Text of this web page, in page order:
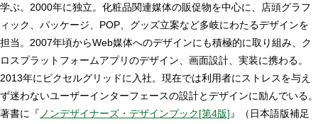
学ぶ。2000年に独立。化粧品関連媒体の販促物を中心に、店頭グラフ
ィック、パッケージ、POP、グッズ立案など多岐にわたるデザインを
担当。2007年頃からWeb媒体へのデザインにも積極的に取り組み、ク
ロスプラットフォームアプリのデザイン、画面設計、実装に携わる。
2013年にピクセルグリッドに入社。現在では利用者にストレスを与え
ず迷わないユーザーインターフェースの設計とデザインに励んでいる。
著書に『 ノンデザイナーズ・デザインブック[第4版] 』（日本語版補足